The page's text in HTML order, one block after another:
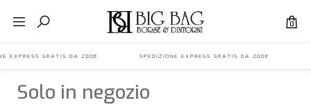
0
EXPRESS GRATIS DA 200€ SPEDIZIONE EXPRESS GRATIS DA
Solo in negozio